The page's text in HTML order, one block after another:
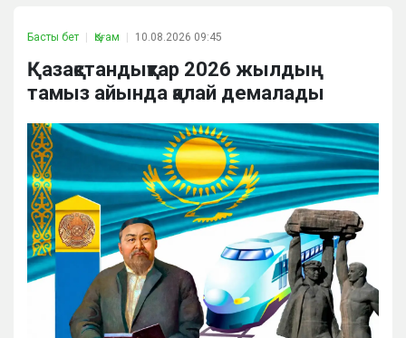
Басты бет Қоғам 10.08.2026 09:45
Қазақстандықтар 2026 жылдың
тамыз айында қалай демалады